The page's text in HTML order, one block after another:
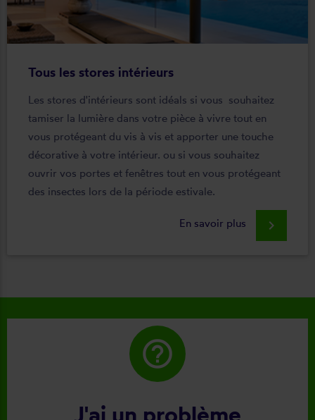
Tous les stores intérieurs
Les stores d'intérieurs sont idéals si vous souhaitez
tamiser la lumière dans votre pièce à vivre tout en
vous protégeant du vis à vis et apporter une touche
décorative à votre intérieur. ou si vous souhaitez
ouvrir vos portes et fenêtres tout en vous protégeant
des insectes lors de la période estivale.
En savoir plus keyboard_arrow_right
help_outline
J'ai un problème